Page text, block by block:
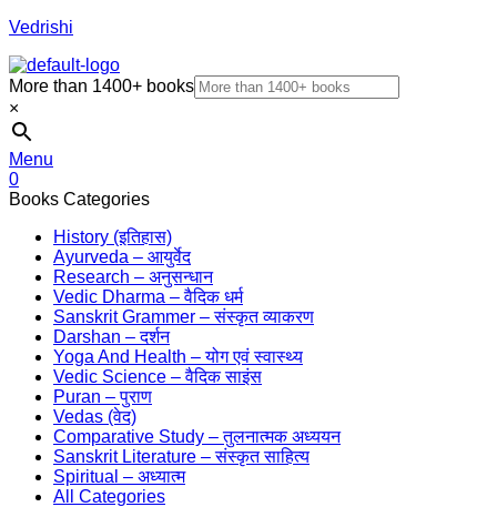
Vedrishi
More than 1400+ books
×
Menu
0
Books Categories
History (इतिहास)
Ayurveda – आयुर्वेद
Research – अनुसन्धान
Vedic Dharma – वैदिक धर्म
Sanskrit Grammer – संस्कृत व्याकरण
Darshan – दर्शन
Yoga And Health – योग एवं स्वास्थ्य
Vedic Science – वैदिक साइंस
Puran – पुराण
Vedas (वेद)
Comparative Study – तुलनात्मक अध्ययन
Sanskrit Literature – संस्कृत साहित्य
Spiritual – अध्यात्म
All Categories